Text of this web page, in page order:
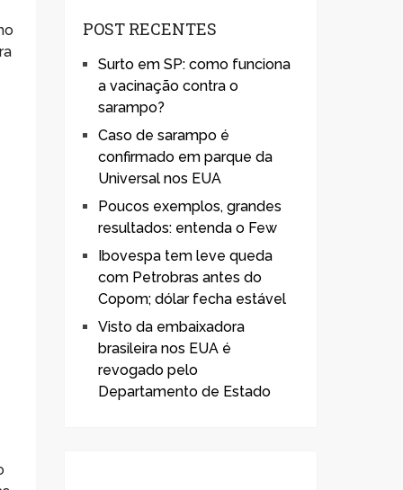
POST RECENTES
Surto em SP: como funciona
a vacinação contra o
sarampo?
Caso de sarampo é
confirmado em parque da
Universal nos EUA
Poucos exemplos, grandes
resultados: entenda o Few
Ibovespa tem leve queda
com Petrobras antes do
Copom; dólar fecha estável
Visto da embaixadora
brasileira nos EUA é
revogado pelo
Departamento de Estado